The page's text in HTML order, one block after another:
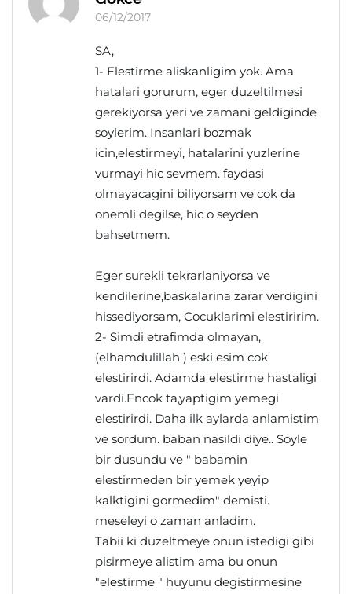
06/12/2017
SA,
1- Elestirme aliskanligim yok. Ama
hatalari gorurum, eger duzeltilmesi
gerekiyorsa yeri ve zamani geldiginde
soylerim. Insanlari bozmak
icin,elestirmeyi, hatalarini yuzlerine
vurmayi hic sevmem. faydasi
olmayacagini biliyorsam ve cok da
onemli degilse, hic o seyden
bahsetmem.
Eger surekli tekrarlaniyorsa ve
kendilerine,baskalarina zarar verdigini
hissediyorsam, Cocuklarimi elestiririm.
2- Simdi etrafimda olmayan,
(elhamdulillah ) eski esim cok
elestirirdi. Adamda elestirme hastaligi
vardi.Encok ta,yaptigim yemegi
elestirirdi. Daha ilk aylarda anlamistim
ve sordum. baban nasildi diye.. Soyle
bir dusundu ve " babamin
elestirmeden bir yemek yeyip
kalktigini gormedim" demisti.
meseleyi o zaman anladim.
Tabii ki duzeltmeye onun istedigi gibi
pisirmeye alistim ama bu onun
"elestirme " huyunu degistirmesine